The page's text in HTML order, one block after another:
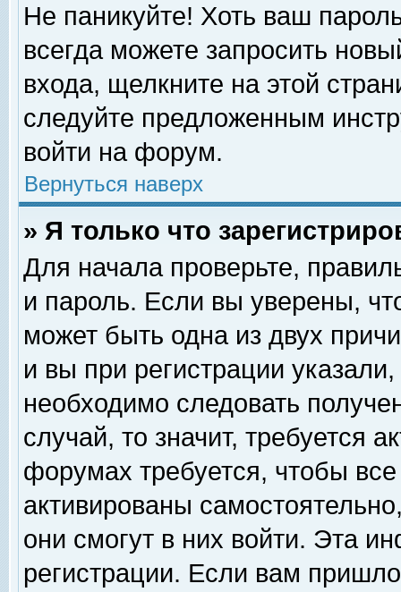
Не паникуйте! Хоть ваш
всегда можете запросить
входа, щелкните на этой
следуйте предложенным
войти на форум.
Вернуться наверх
» Я только что
Для начала проверьте,
и пароль. Если вы уверены,
может быть одна из двух
и вы при регистрации
необходимо следовать
случай, то значит, требуется
форумах требуется, чтобы
активированы
они смогут в них войти. Эта
регистрации. Если вам